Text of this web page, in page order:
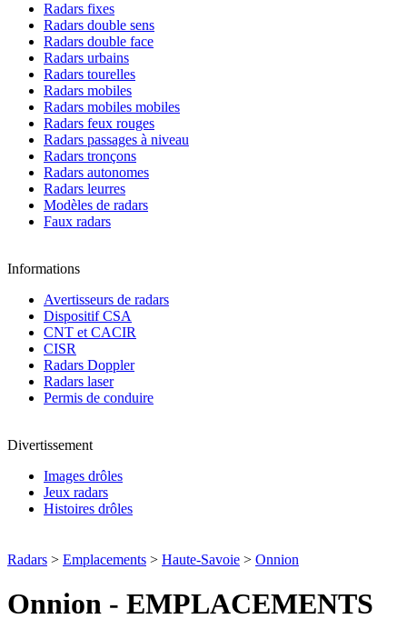
Radars fixes
Radars double sens
Radars double face
Radars urbains
Radars tourelles
Radars mobiles
Radars mobiles mobiles
Radars feux rouges
Radars passages à niveau
Radars tronçons
Radars autonomes
Radars leurres
Modèles de radars
Faux radars
Informations
Avertisseurs de radars
Dispositif CSA
CNT et CACIR
CISR
Radars Doppler
Radars laser
Permis de conduire
Divertissement
Images drôles
Jeux radars
Histoires drôles
Radars > Emplacements > Haute-Savoie > Onnion
Onnion - EMPLACEMENTS